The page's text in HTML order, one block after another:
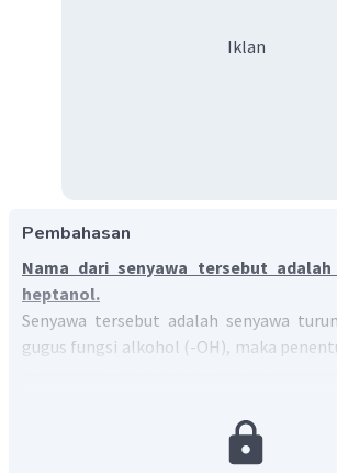
Iklan
Pembahasan
Nama dari senyawa tersebut
heptanol.
Senyawa tersebut adalah senyawa
gugus fungsi alkohol (-OH), maka